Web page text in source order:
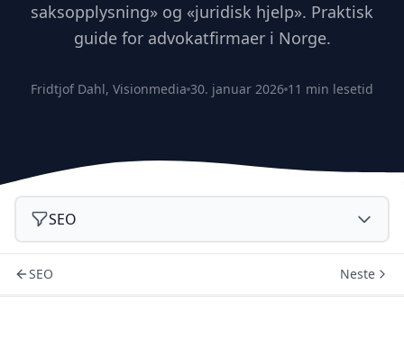
saksopplysning» og «juridisk hjelp». Praktisk
guide for advokatfirmaer i Norge.
Fridtjof Dahl, Visionmedia 30. januar 2026 11 min lesetid
SEO
SEO Neste